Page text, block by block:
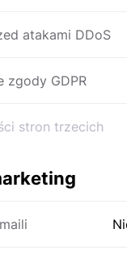
atakami DDoS
zgody GDPR
stron trzecich